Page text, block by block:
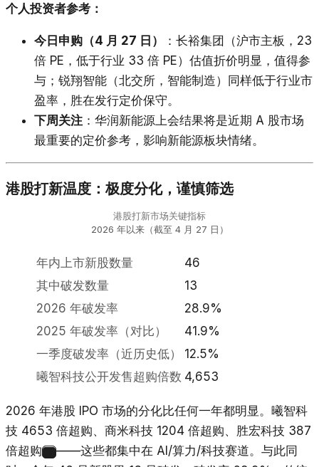
个人投资者参考：
今日申购（4 月 27 日）
：长裕集团（沪市主板，23
倍 PE，低于行业 33 倍 PE）估值折价明显，值得参
与；锐翔智能（北交所，智能制造）同样低于行业市
盈率，胜在发行定价保守。
下周关注 ：华润新能源上会结果将是近期 A 股市场
最重要的定价参考，影响新能源板块情绪。
港股打新温度：极度分化，谨慎筛选
港股打新市场关键指标
2026 年以来（截至 4 月 27 日）
年内上市新股数量
46
其中破发数量
13
2026 年破发率
28.9%
2025 年破发率（对比）
41.9%
一季度破发率（近历史低）
12.5%
曦智科技公开发售超购倍数 4,653
2026 年港股 IPO 市场的分化比任何一年都明显。曦智科
技 4653 倍超购、商米科技 1204 倍超购、胜宏科技 387
倍超购
——这些都集中在 AI/算力/科技赛道。与此同